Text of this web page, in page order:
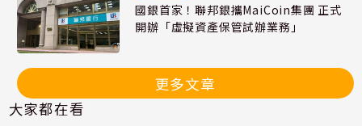
國銀首家！聯邦銀攜MaiCoin集團 正式
開辦「虛擬資產保管試辦業務」
更多文章
大家都在看